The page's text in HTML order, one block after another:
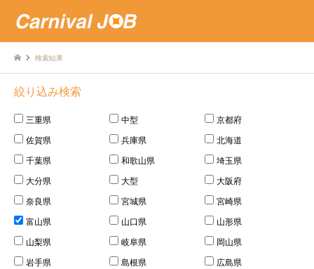
検索結果
絞り込み検索
三重県 中型
京都府
佐賀県
兵庫県
北海道
千葉県
和歌山県
埼玉県
大分県
大型
大阪府
奈良県
宮城県
宮崎県
富山県
山口県
山形県
山梨県
岐阜県
岡山県
岩手県
島根県
広島県